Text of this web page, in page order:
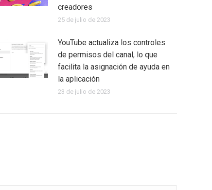
creadores
25 de julio de 2023
YouTube actualiza los controles
de permisos del canal, lo que
facilita la asignación de ayuda en
la aplicación
23 de julio de 2023